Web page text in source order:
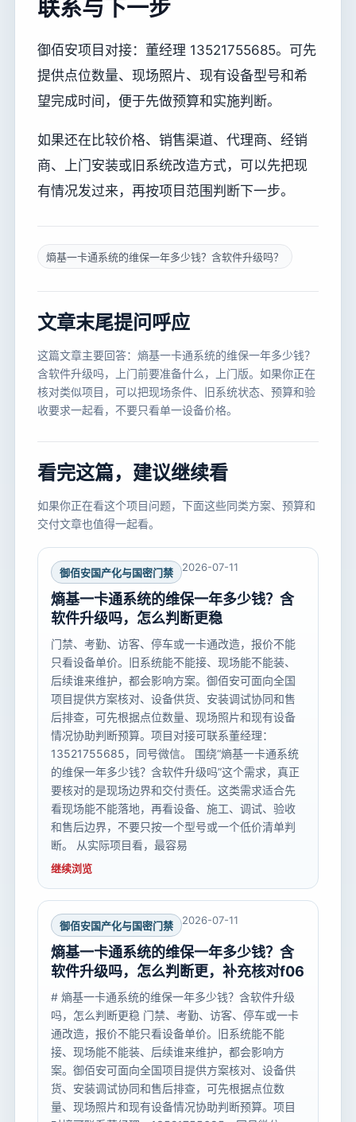
联系与下一步
御佰安项目对接：董经理 13521755685。可先
提供点位数量、现场照片、现有设备型号和希
望完成时间，便于先做预算和实施判断。
如果还在比较价格、销售渠道、代理商、经销
商、上门安装或旧系统改造方式，可以先把现
有情况发过来，再按项目范围判断下一步。
熵基一卡通系统的维保一年多少钱？含软件升级吗？
文章末尾提问呼应
这篇文章主要回答：熵基一卡通系统的维保一年多少钱？
含软件升级吗，上门前要准备什么，上门版。如果你正在
核对类似项目，可以把现场条件、旧系统状态、预算和验
收要求一起看，不要只看单一设备价格。
看完这篇，建议继续看
如果你正在看这个项目问题，下面这些同类方案、预算和
交付文章也值得一起看。
御佰安国产化与国密门禁 2026-07-11
熵基一卡通系统的维保一年多少钱？含
软件升级吗，怎么判断更稳
门禁、考勤、访客、停车或一卡通改造，报价不能
只看设备单价。旧系统能不能接、现场能不能装、
后续谁来维护，都会影响方案。御佰安可面向全国
项目提供方案核对、设备供货、安装调试协同和售
后排查，可先根据点位数量、现场照片和现有设备
情况协助判断预算。项目对接可联系董经理：
13521755685，同号微信。 围绕“熵基一卡通系统
的维保一年多少钱？含软件升级吗”这个需求，真正
要核对的是现场边界和交付责任。这类需求适合先
看现场能不能落地，再看设备、施工、调试、验收
和售后边界，不要只按一个型号或一个低价清单判
断。 从实际项目看，最容易
继续浏览
御佰安国产化与国密门禁 2026-07-11
熵基一卡通系统的维保一年多少钱？含
软件升级吗，怎么判断更，补充核对f06
# 熵基一卡通系统的维保一年多少钱？含软件升级
吗，怎么判断更稳 门禁、考勤、访客、停车或一卡
通改造，报价不能只看设备单价。旧系统能不能
接、现场能不能装、后续谁来维护，都会影响方
案。御佰安可面向全国项目提供方案核对、设备供
货、安装调试协同和售后排查，可先根据点位数
量、现场照片和现有设备情况协助判断预算。项目